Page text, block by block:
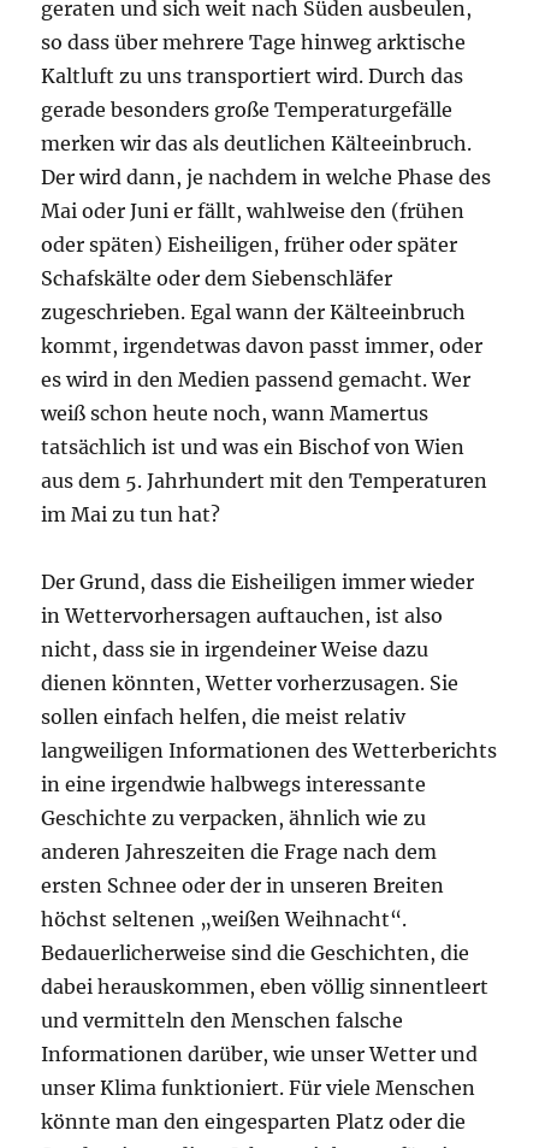
geraten und sich weit nach Süden ausbeulen,
so dass über mehrere Tage hinweg arktische
Kaltluft zu uns transportiert wird. Durch das
gerade besonders große Temperaturgefälle
merken wir das als deutlichen Kälteeinbruch.
Der wird dann, je nachdem in welche Phase des
Mai oder Juni er fällt, wahlweise den (frühen
oder späten) Eisheiligen, früher oder später
Schafskälte oder dem Siebenschläfer
zugeschrieben. Egal wann der Kälteeinbruch
kommt, irgendetwas davon passt immer, oder
es wird in den Medien passend gemacht. Wer
weiß schon heute noch, wann Mamertus
tatsächlich ist und was ein Bischof von Wien
aus dem 5. Jahrhundert mit den Temperaturen
im Mai zu tun hat?
Der Grund, dass die Eisheiligen immer wieder
in Wettervorhersagen auftauchen, ist also
nicht, dass sie in irgendeiner Weise dazu
dienen könnten, Wetter vorherzusagen. Sie
sollen einfach helfen, die meist relativ
langweiligen Informationen des Wetterberichts
in eine irgendwie halbwegs interessante
Geschichte zu verpacken, ähnlich wie zu
anderen Jahreszeiten die Frage nach dem
ersten Schnee oder der in unseren Breiten
höchst seltenen „weißen Weihnacht“.
Bedauerlicherweise sind die Geschichten, die
dabei herauskommen, eben völlig sinnentleert
und vermitteln den Menschen falsche
Informationen darüber, wie unser Wetter und
unser Klima funktioniert. Für viele Menschen
könnte man den eingesparten Platz oder die